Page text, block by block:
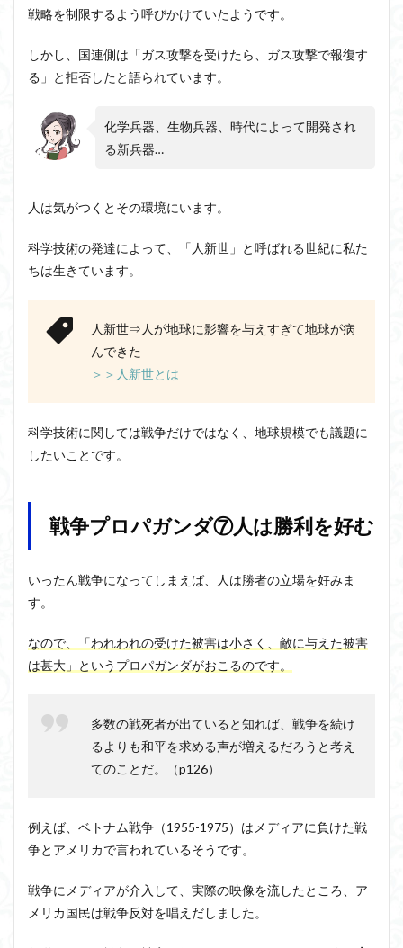
戦略を制限するよう呼びかけていたようです。
しかし、国連側は「ガス攻撃を受けたら、ガス攻撃で報復す
る」と拒否したと語られています。
化学兵器、生物兵器、時代によって開発され
る新兵器…
人は気がつくとその環境にいます。
科学技術の発達によって、「人新世」と呼ばれる世紀に私た
ちは生きています。
人新世⇒人が地球に影響を与えすぎて地球が病
んできた
＞＞人新世とは
科学技術に関しては戦争だけではなく、地球規模でも議題に
したいことです。
戦争プロパガンダ⑦人は勝利を好む
いったん戦争になってしまえば、人は勝者の立場を好みま
す。
なので、「われわれの受けた被害は小さく、敵に与えた被害
は甚大」というプロパガンダがおこるのです。
多数の戦死者が出ていると知れば、戦争を続け
るよりも和平を求める声が増えるだろうと考え
てのことだ。（p126）
例えば、ベトナム戦争（1955-1975）はメディアに負けた戦
争とアメリカで言われているそうです。
戦争にメディアが介入して、実際の映像を流したところ、ア
メリカ国民は戦争反対を唱えだしました。